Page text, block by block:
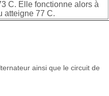
C. Elle fonctionne alors à
atteigne 77 C.
ainsi que le circuit de